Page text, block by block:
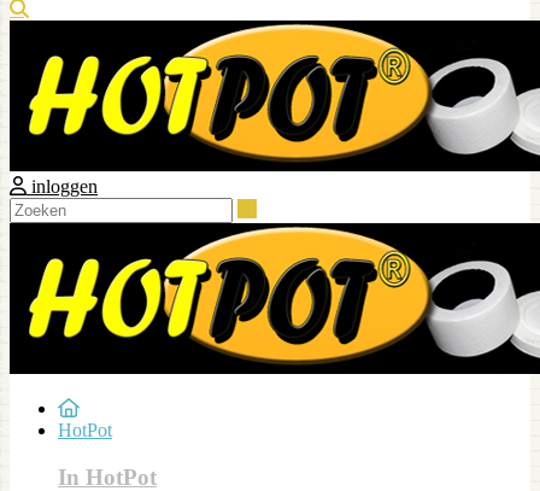
inloggen
HotPot
In HotPot